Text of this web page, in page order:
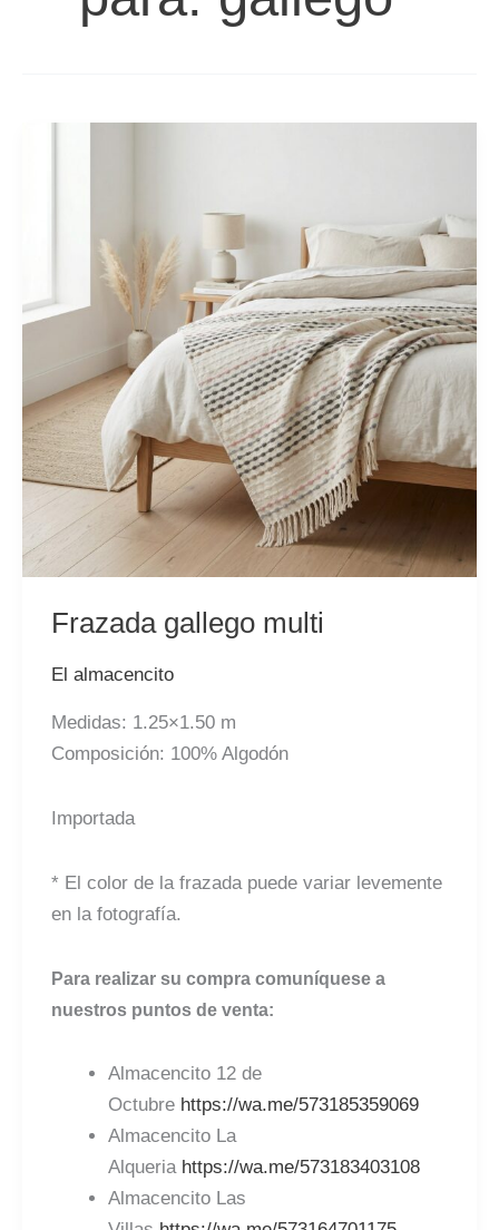
Frazada gallego multi
El almacencito
Medidas: 1.25×1.50 m
Composición: 100% Algodón
Importada
* El color de la frazada puede variar levemente
en la fotografía.
Para realizar su compra comuníquese a
nuestros puntos de venta:
Almacencito 12 de
Octubre https://wa.me/573185359069
Almacencito La
Alqueria https://wa.me/573183403108
Almacencito Las